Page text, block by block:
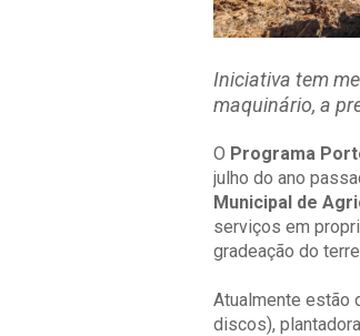
Iniciativa tem
maquinário, a
O Programa
julho do ano
Municipal de
serviços em
gradeação do
Atualmente estão
discos),